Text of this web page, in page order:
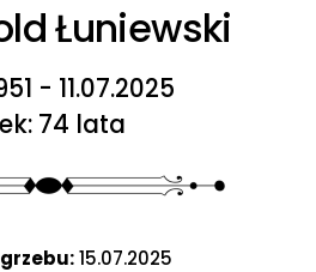
Łuniewski
- 11.07.2025
74 lata
15.07.2025